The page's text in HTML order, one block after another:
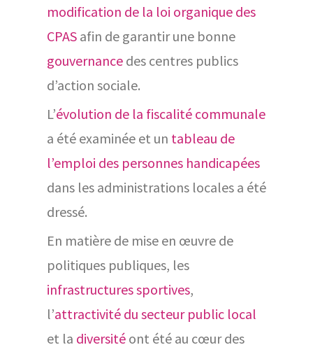
modification de la loi organique des
CPASafin de garantir une bonne
gouvernance des centres publics
d’action sociale.
L’évolution de la fiscalité communale
a été examinée et un tableau de
l’emploi des personnes handicapées
dans les administrations locales a été
dressé.
En matière de mise en œuvre de
politiques publiques, les
infrastructures sportives,
l’attractivité du secteur public local
et la diversité ont été au cœur des